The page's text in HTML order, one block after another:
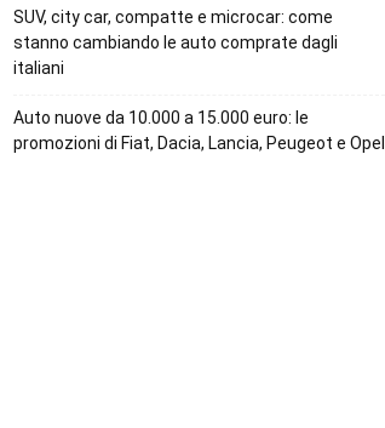
SUV, city car, compatte e microcar: come
stanno cambiando le auto comprate dagli
italiani
Auto nuove da 10.000 a 15.000 euro: le
promozioni di Fiat, Dacia, Lancia, Peugeot e Opel